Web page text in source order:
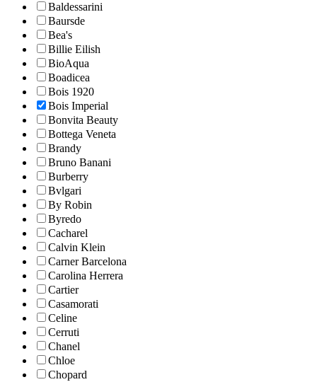
Baldessarini
Baursde
Bea's
Billie Eilish
BioAqua
Boadicea
Bois 1920
Bois Imperial
Bonvita Beauty
Bottega Veneta
Brandy
Bruno Banani
Burberry
Bvlgari
By Robin
Byredo
Cacharel
Calvin Klein
Carner Barcelona
Carolina Herrera
Cartier
Casamorati
Celine
Cerruti
Chanel
Chloe
Chopard